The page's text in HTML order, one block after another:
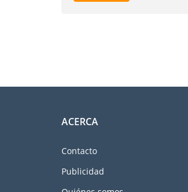
ACERCA
Contacto
Publicidad